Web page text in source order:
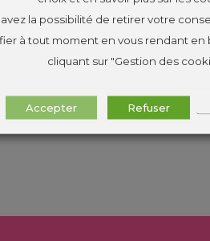
avez la possibilité de retirer votre
à tout moment en vous rendant en
cliquant sur "Gestion des
Accepter Refuser